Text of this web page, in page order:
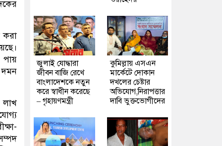
করা
পায়
দমন
লাখ
জুলাই যোদ্ধারা
জীবন বাজি রেখে
বাংলাদেশকে নতুন
করে স্বাধীন করেছে
– গৃহায়ণমন্ত্রী
কুমিল্লায় এসএন
মার্কেটে দোকান
দখলের চেষ্টার
অভিযোগ,নিরাপত্তার
দাবি ভুক্তভোগীদের